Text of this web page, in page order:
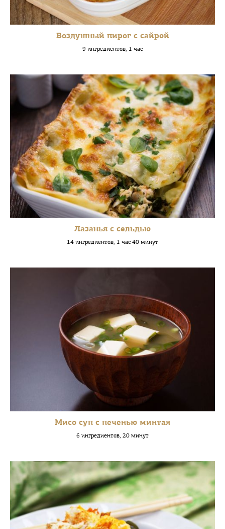
Воздушный пирог с сайрой
9 ингредиентов, 1 час
Лазанья с сельдью
14 ингредиентов, 1 час 40 минут
Мисо суп с печенью минтая
6 ингредиентов, 20 минут